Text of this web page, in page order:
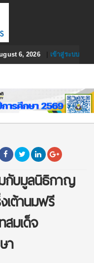
6, 2026| เข้าสู่ระบบ
กับมูลนิธิกาญ
เต้านมฟรี
สมเด็จ
า